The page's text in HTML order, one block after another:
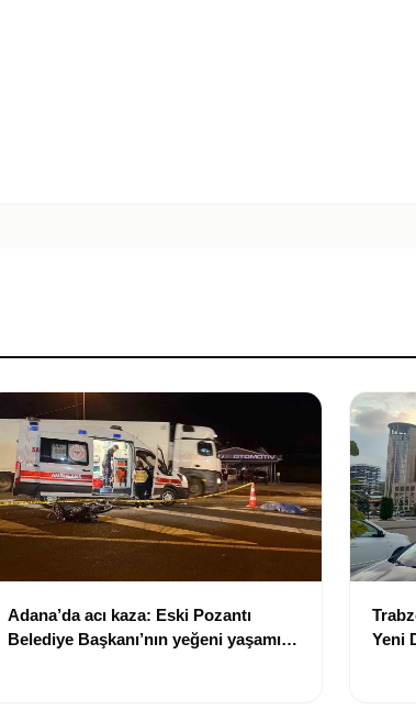
Adana’da acı kaza: Eski Pozantı
Belediye Başkanı’nın yeğeni yaşamını
Yeni